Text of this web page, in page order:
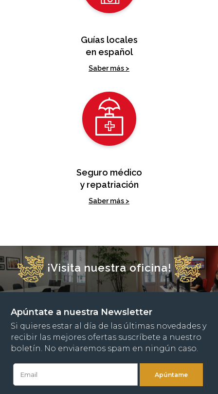
Guías locales
en español
Saber más >
Seguro médico
y repatriación
Saber más >
¡Visita nuestra oficina!
Apúntate a nuestra Newsletter
Si quieres estar al día de las últimas novedades y
recibir las mejores ofertas suscríbete a nuestro
boletín. No enviaremos spam en ningún caso.